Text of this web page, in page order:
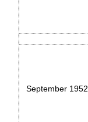
September 1952